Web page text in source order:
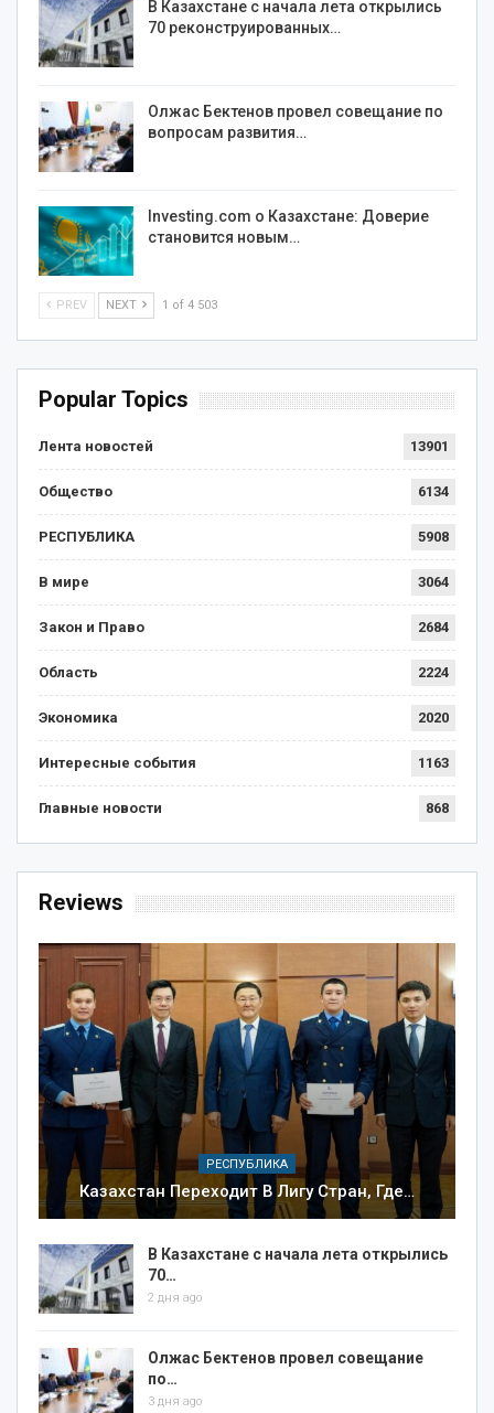
В Казахстане с начала лета открылись
70 реконструированных…
Олжас Бектенов провел совещание по
вопросам развития…
Investing.com о Казахстане: Доверие
становится новым…
PREV NEXT 1 of 4 503
Popular Topics
Лента новостей 13901
Общество 6134
РЕСПУБЛИКА 5908
В мире 3064
Закон и Право 2684
Область 2224
Экономика 2020
Интересные события 1163
Главные новости 868
Reviews
РЕСПУБЛИКА
Казахстан Переходит В Лигу Стран, Где…
В Казахстане с начала лета открылись
70…
2 дня ago
Олжас Бектенов провел совещание
по…
3 дня ago